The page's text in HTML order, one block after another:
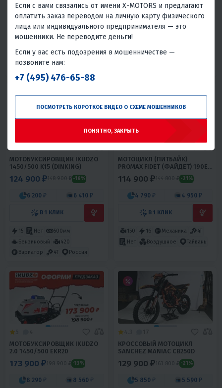
497 740 ₽499 000 ₽ -0%
21 430 ₽
В 1 КЛИК
3333х500 мм 26 4T
Да
119 800 ₽169 800 ₽ -29%
5 410 ₽
150 11 Полуавтомат
МОТОБУКСИРОВЩИК IKUDZO
1450/500 K15 (DINKING)
124 900 ₽148 900 ₽ -16%
6 200 ₽ 6 410 ₽
В 1 КЛИК
15 Нет
500мм
Бензиновый
420
Вариатор
4T Россия
МОТОЦИКЛ (ПИТБАЙК)
PROMAX FIDET (ФАЙДЕТ) 190E
114 900 ₽144 800 ₽ -21%
4 790 ₽ 4 950 ₽
В 1 КЛИК
150 16 Механика
4T
Нет
Воздушное Тайвань
МОТОБУКСИРОВЩИК IKUDZO
2.0 1450/500 EKR20
173 900 ₽198 900 ₽ -13%
8 290 ₽ 8 560 ₽
КРОССОВЫЙ МОТОЦИКЛ
SANCHEZ MANIAC CB250D
129 900 ₽163 800 ₽ -21%
5 850 ₽ 5 590 ₽
Если с вами связались от имени X-MOTORS и предлагают
оплатить заказ переводом на личную карту физического
лица или индивидуального предпринимателя — это
мошенники. Не переводите деньги!
Если у вас есть подозрения в мошенничестве —
позвоните нам:
+7 (495) 476-65-88
ПОСМОТРЕТЬ КОРОТКОЕ ВИДЕО О СХЕМЕ МОШЕННИКОВ
ПОНЯТНО, ЗАКРЫТЬ